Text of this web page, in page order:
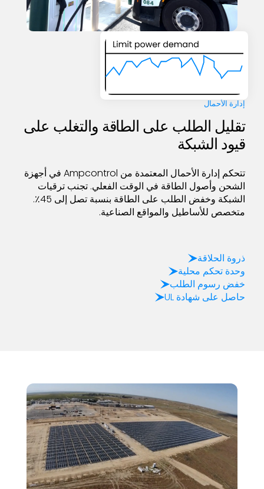
إدارة الأحمال
تقليل الطلب على الطاقة والتغلب على
قيود الشبكة
تتحكم إدارة الأحمال المعتمدة من Ampcontrol في أجهزة
الشحن وأصول الطاقة في الوقت الفعلي. تجنب ترقيات
الشبكة وخفض الطلب على الطاقة بنسبة تصل إلى 45٪.
متخصص للأساطيل والمواقع الصناعية.
ذروة الحلاقة
وحدة تحكم محلية
خفض رسوم الطلب
حاصل على شهادة UL